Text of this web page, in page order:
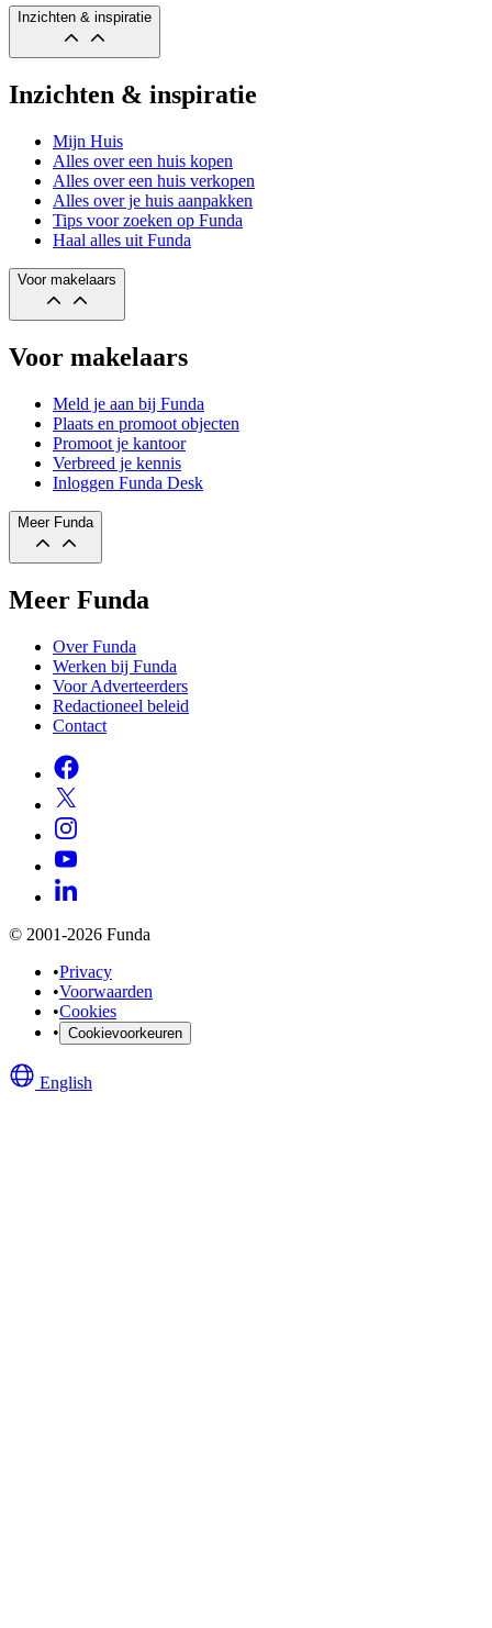
Inzichten & inspiratie
Inzichten & inspiratie
Mijn Huis
Alles over een huis kopen
Alles over een huis verkopen
Alles over je huis aanpakken
Tips voor zoeken op Funda
Haal alles uit Funda
Voor makelaars
Voor makelaars
Meld je aan bij Funda
Plaats en promoot objecten
Promoot je kantoor
Verbreed je kennis
Inloggen Funda Desk
Meer Funda
Meer Funda
Over Funda
Werken bij Funda
Voor Adverteerders
Redactioneel beleid
Contact
© 2001-2026 Funda
•Privacy
•Voorwaarden
•Cookies
• Cookievoorkeuren
English